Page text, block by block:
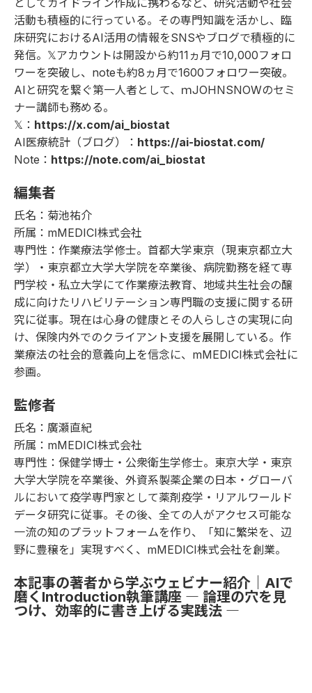
活動も積極的に行っている。その専門知識を活かし、臨
床研究におけるAI活用の情報をSNSやブログで積極的に
発信。𝕏アカウントは開設から約11ヵ月で10,000フォロ
ワーを突破し、noteも約8ヵ月で1600フォロワー突破。
AIと研究を繋ぐ第一人者として、ｍJOHNSNOWのセミ
ナー講師も務める。
𝕏： https://x.com/ai_biostat
AI医療統計（ブログ）： https://ai-biostat.com/
Note： https://note.com/ai_biostat
編集者
氏名：菊池祐介
所属：mMEDICI株式会社
専門性：作業療法学修士。首都大学東京（現東京都立大
学）・東京都立大学大学院を卒業後、病院勤務を経て専
門学校・私立大学にて作業療法教育、地域共生社会の醸
成に向けたリハビリテーション専門職の支援に関する研
究に従事。現在は心身の健康とその人らしさの実現に向
け、保険内外でのクライアント支援を展開している。作
業療法の社会的意義向上を信念に、mMEDICI株式会社に
参画。
監修者
氏名：廣瀬直紀
所属：mMEDICI株式会社
専門性：保健学博士・公衆衛生学修士。東京大学・東京
大学大学院を卒業後、外資系製薬企業の日本・グローバ
ルにおいて疫学専門家として薬剤疫学・リアルワールド
データ研究に従事。その後、全ての人がアクセス可能な
一流の知のプラットフォームを作り、「知に繁栄を、辺
野に豊穣を」実現すべく、mMEDICI株式会社を創業。
本記事の著者から学ぶウェビナー紹介｜AIで
磨くIntroduction執筆講座 ― 論理の穴を見
つけ、効率的に書き上げる実践法 ―